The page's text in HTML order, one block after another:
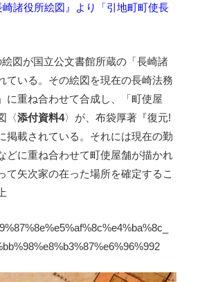
諸役所絵図』より「引地町町使長
絵図が国立公文書館所蔵の「長崎諸
ている。その絵図を現在の長崎法務
に重ね合わせて合成し、「町使屋
〈添付資料4〉が、布袋厚著『復元!
掲載されている。それには現在の勤
どに重ね合わせて町使屋舗が描かれ
て矢次家の在った場所を確定するこ